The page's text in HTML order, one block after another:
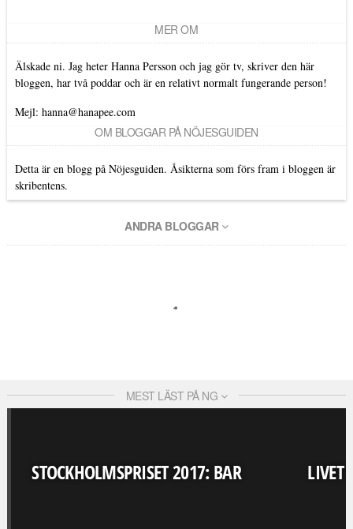
MER OM
Älskade ni. Jag heter Hanna Persson och jag gör tv, skriver den här
bloggen, har två poddar och är en relativt normalt fungerande person!
Mejl: hanna@hanapee.com
OM BLOGGAR PÅ NÖJESGUIDEN
Detta är en blogg på Nöjesguiden. Åsikterna som förs fram i bloggen är
skribentens.
ANDRA BLOGGAR
MEST LÄST PÅ NG
STOCKHOLMSPRISET 2017: BAR LIVET